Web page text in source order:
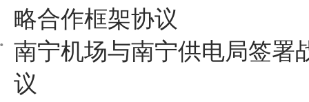
略合作框架协议
南宁机场与南宁供电局签署
议